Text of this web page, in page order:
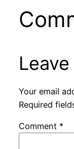
Your email
Required
Comment *